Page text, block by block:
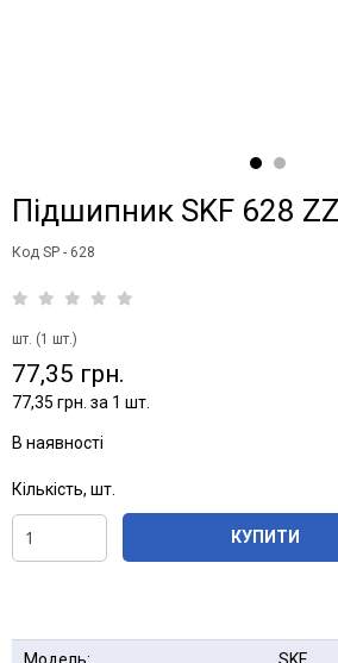
Підшипник SKF 628
Код SP - 628
шт. (1 шт.)
77,35 грн.
77,35 грн. за 1 шт.
В наявності
Кількість, шт.
КУПИТИ